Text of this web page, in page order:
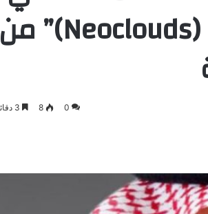
التوكيلي” لتمكين “نيوكلودز (Neoclouds)” من
0
8 3 دقائق